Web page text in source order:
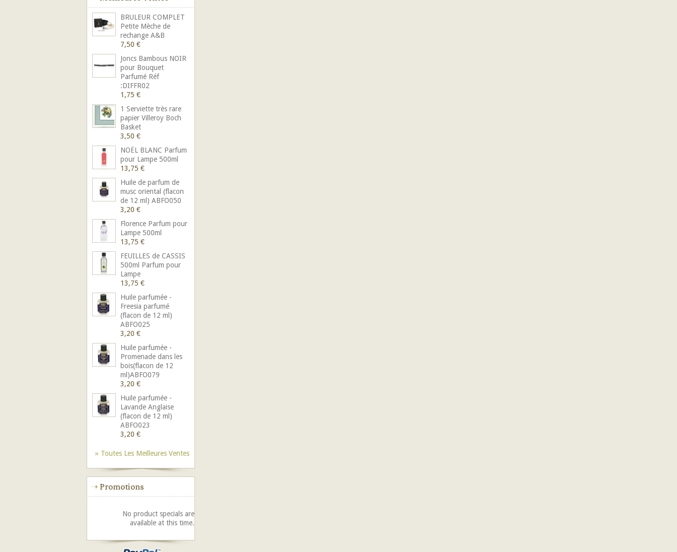
BRULEUR COMPLET
Petite Mèche de
rechange A&B
7,50 €
Joncs Bambous NOIR
pour Bouquet
Parfumé Réf
:DIFFR02
1,75 €
1 Serviette très rare
papier Villeroy Boch
Basket
3,50 €
NOËL BLANC Parfum
pour Lampe 500ml
13,75 €
Huile de parfum de
musc oriental (flacon
de 12 ml) ABFO050
3,20 €
Florence Parfum pour
Lampe 500ml
13,75 €
FEUILLES de CASSIS
500ml Parfum pour
Lampe
13,75 €
Huile parfumée -
Freesia parfumé
(flacon de 12 ml)
ABFO025
3,20 €
Huile parfumée -
Promenade dans les
bois(flacon de 12
ml)ABFO079
3,20 €
Huile parfumée -
Lavande Anglaise
(flacon de 12 ml)
ABFO023
3,20 €
» Toutes Les Meilleures Ventes
Promotions
No product specials are
available at this time.